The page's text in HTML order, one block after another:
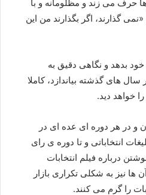
حرف می زند و مظلومانه و با
گذارند، اگر بگذارند من این
بدهد و نگاهی دقیق به
های گذشته بیاندازد، کاملا
خواهد دید.
و در هر دوره ای عده ای در
انتخاباتی و تا دوره ی رای
درباره فیلم انتخابات
نیز به شکلی تکراری بازار
را گرم می کنند.